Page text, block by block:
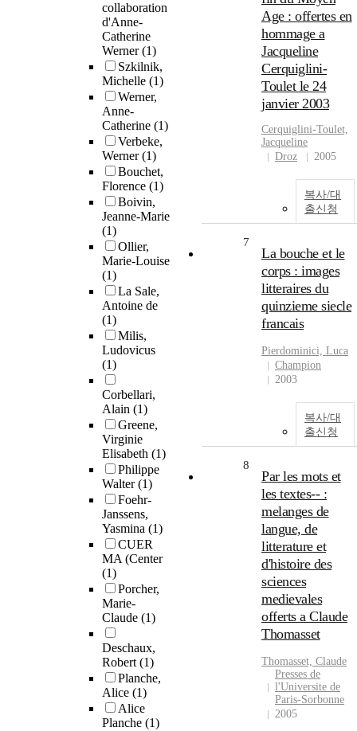
collaboration
d'Anne-
Catherine
Werner(1)
Szkilnik,
Michelle (1)
Werner,
Anne-
Catherine (1)
Verbeke,
Werner(1)
Bouchet,
Florence (1)
Boivin,
Jeanne-Marie
(1)
Ollier,
Marie-Louise
(1)
La Sale,
Antoine de
(1)
Milis,
Ludovicus
(1)
Corbellari,
Alain (1)
Greene,
Virginie
Elisabeth (1)
Philippe
Walter(1)
Foehr-
Janssens,
Yasmina (1)
CUER
MA (Center
(1)
Porcher,
Marie-
Claude (1)
Deschaux,
Robert(1)
Planche,
Alice (1)
Alice
Planche (1)
Age : offertes en
hommage a
Jacqueline
Cerquiglini-
Toulet le 24
janvier 2003
Cerquiglini-Toulet,
Jacqueline
Droz
2005
복사/대
출신청
7
La bouche et le
corps : images
litteraires du
quinzieme siecle
francais
Pierdominici, Luca
Champion
2003
복사/대
출신청
8
Par les mots et
les textes-- :
melanges de
langue, de
litterature et
d'histoire des
sciences
medievales
offerts a Claude
Thomasset
Thomasset, Claude
Presses de
l'Universite de
Paris-Sorbonne
2005